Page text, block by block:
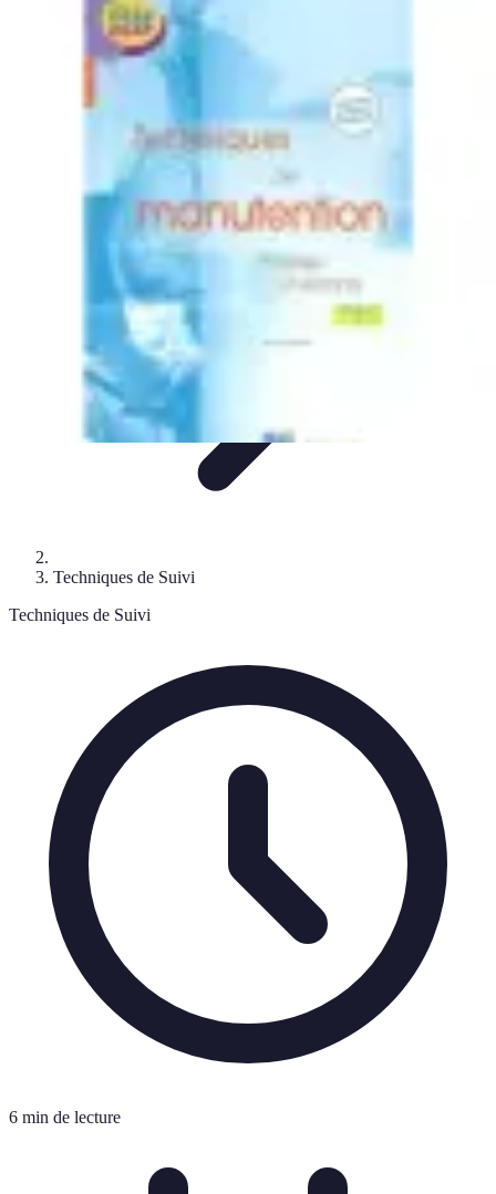
Tel Prospection
Stratégies de Telprospection
TechniquesFormation et Développement
Tel Prospection
Techniques de Suivi
Techniques de Suivi
6 min de lecture